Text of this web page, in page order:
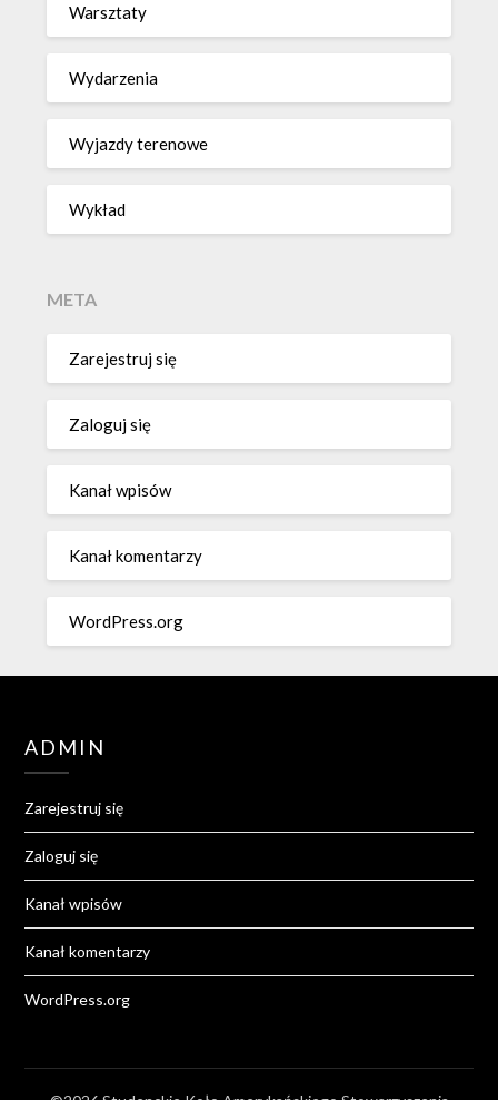
Warsztaty
Wydarzenia
Wyjazdy terenowe
Wykład
META
Zarejestruj się
Zaloguj się
Kanał wpisów
Kanał komentarzy
WordPress.org
ADMIN
Zarejestruj się
Zaloguj się
Kanał wpisów
Kanał komentarzy
WordPress.org